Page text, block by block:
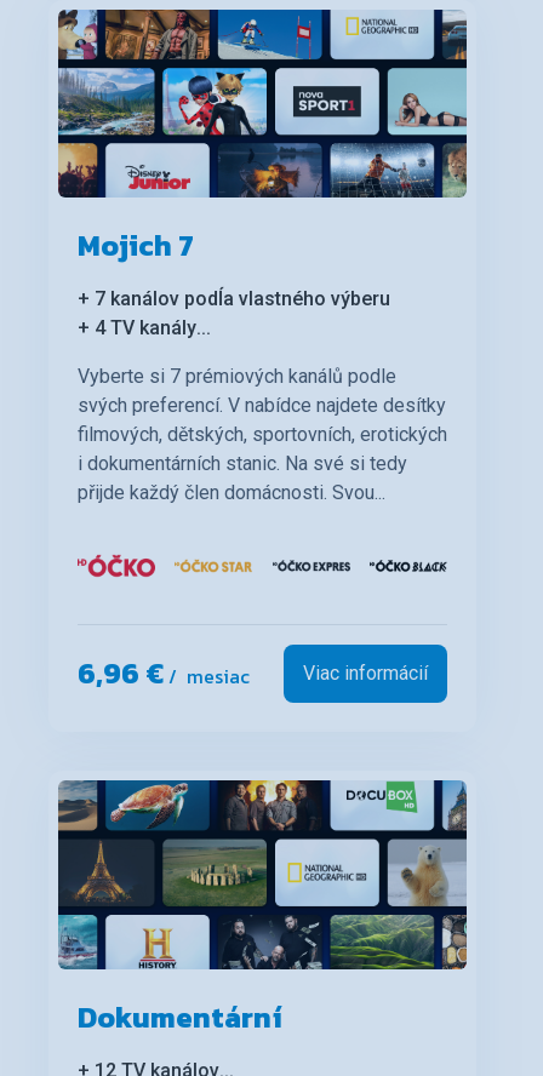
Mojich 7
+ 7 kanálov podĺa vlastného výberu
+ 4 TV kanály...
Vyberte si 7 prémiových kanálů podle
svých preferencí. V nabídce najdete desítky
filmových, dětských, sportovních, erotických
i dokumentárních stanic. Na své si tedy
přijde každý člen domácnosti. Svou...
6,96 €/ mesiac Viac informácií
Dokumentární
+ 12 TV kanálov...